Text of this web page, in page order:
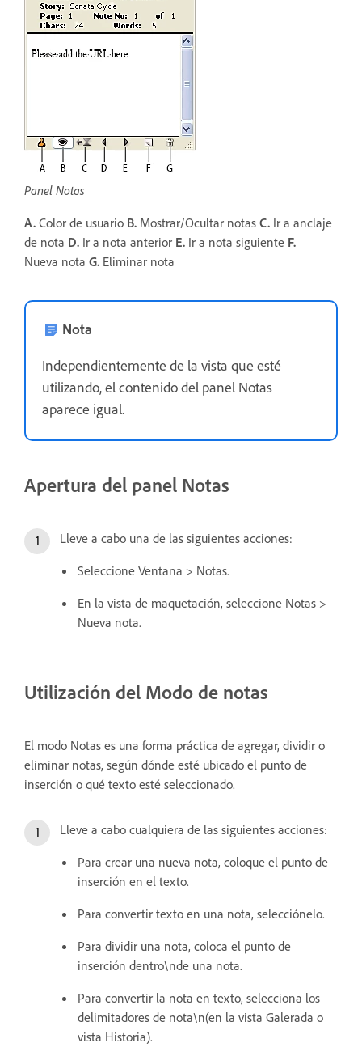
Panel Notas
A. Color de usuario B. Mostrar/Ocultar notas C. Ir a anclaje
de nota D. Ir a nota anterior E. Ir a nota siguiente F.
Nueva nota G. Eliminar nota
Nota
Independientemente de la vista que esté
utilizando, el contenido del panel Notas
aparece igual.
Apertura del panel Notas
Lleve a cabo una de las siguientes acciones:
Seleccione Ventana > Notas.
En la vista de maquetación, seleccione Notas >
Nueva nota.
Utilización del Modo de notas
El modo Notas es una forma práctica de agregar, dividir o
eliminar notas, según dónde esté ubicado el punto de
inserción o qué texto esté seleccionado.
Lleve a cabo cualquiera de las siguientes acciones:
Para crear una nueva nota, coloque el punto de
inserción en el texto.
Para convertir texto en una nota, selecciónelo.
Para dividir una nota, coloca el punto de
inserción dentro\nde una nota.
Para convertir la nota en texto, selecciona los
delimitadores de nota\n(en la vista Galerada o
vista Historia).